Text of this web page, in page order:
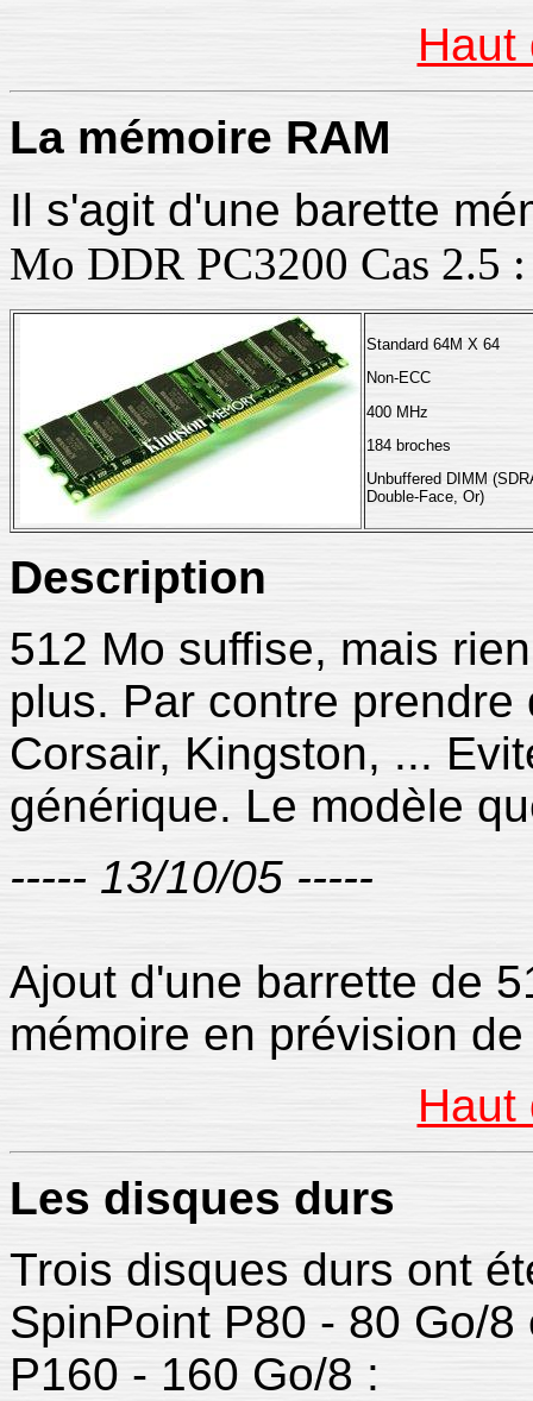
Haut
La mémoire RAM
Il s'agit d'une barette
Mo DDR PC3200 Cas 2.5 :
Standard 64M X 64
Non-ECC
400 MHz
184 broches
Unbuffered DIMM
Double-Face, Or)
Description
512 Mo suffise, mais
plus. Par contre
Corsair, Kingston, ...
générique. Le modèle
----- 13/10/05 -----
Ajout d'une barrette de
mémoire en prévision
Haut
Les disques durs
Trois disques durs ont
SpinPoint P80 - 80 Go/
P160 - 160 Go/8 :